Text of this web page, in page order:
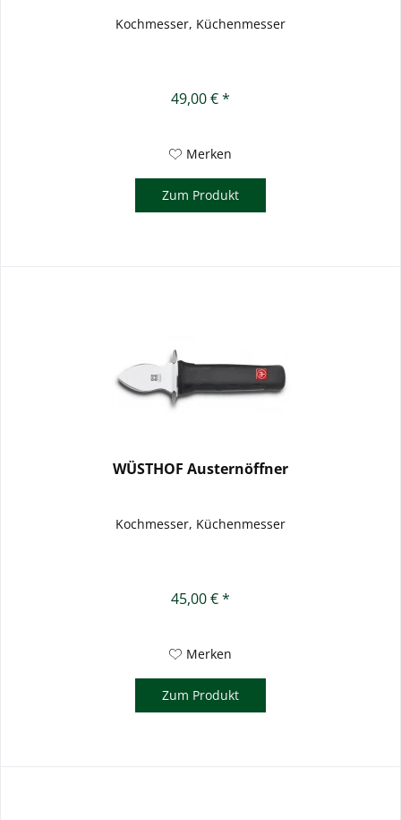
Kochmesser, Küchenmesser
49,00 € *
Merken
Zum Produkt
WÜSTHOF Austernöffner
Kochmesser, Küchenmesser
45,00 € *
Merken
Zum Produkt